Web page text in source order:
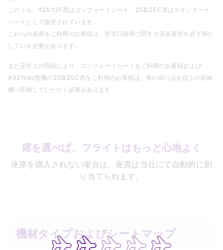
このうち、12A/12F席はコンフォートシート、25B/25C席はスタンダード
シートとして販売されています。
これらの座席をご利用のお客様は、非常口座席に関する安全要件を必ず満た
している必要があります。
また安全上の理由により、コンフォートシートをご利用のお客様および
A321ceo型機の25B/25C席をご利用のお客様は、身の回り品を頭上の収納
棚へ収納していただく必要があります。
席を選べば、フライトはもっと心地よく
座席を購入されない場合は、座席は当社にて自動的に割
り当てられます。
機材タイプおよびシートマップ